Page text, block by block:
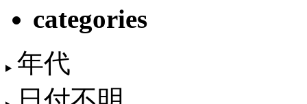
categories
年代